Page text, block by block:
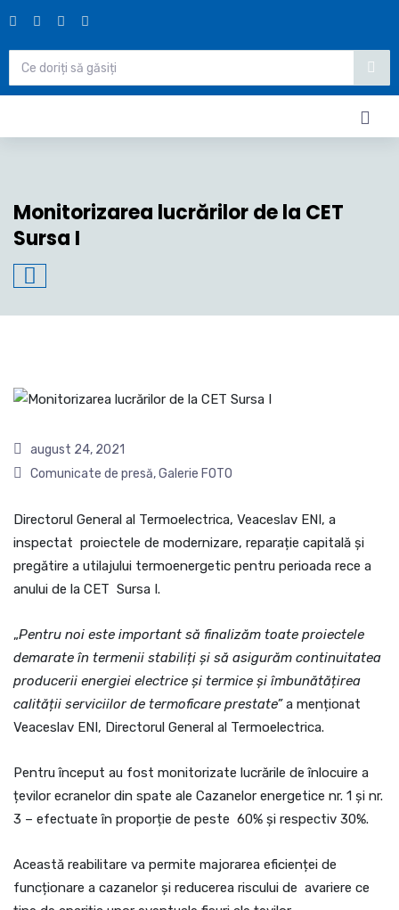
Monitorizarea lucrărilor de la CET
Sursa I
august 24, 2021
Comunicate de presă,Galerie FOTO
Directorul General al Termoelectrica, Veaceslav ENI, a
inspectat proiectele de modernizare, reparație capitală și
pregătire a utilajului termoenergetic pentru perioada rece a
anului de la CET Sursa I.
„Pentru noi este important să finalizăm toate proiectele
demarate în termenii stabiliți și să asigurăm continuitatea
producerii energiei electrice și termice și îmbunătățirea
calității serviciilor de termoficare prestate”a menționat
Veaceslav ENI, Directorul General al Termoelectrica.
Pentru început au fost monitorizate lucrările de înlocuire a
țevilor ecranelor din spate ale Cazanelor energetice nr. 1 și nr.
3 – efectuate în proporție de peste 60% și respectiv 30%.
Această reabilitare va permite majorarea eficienței de
funcționare a cazanelor și reducerea riscului de avariere ce